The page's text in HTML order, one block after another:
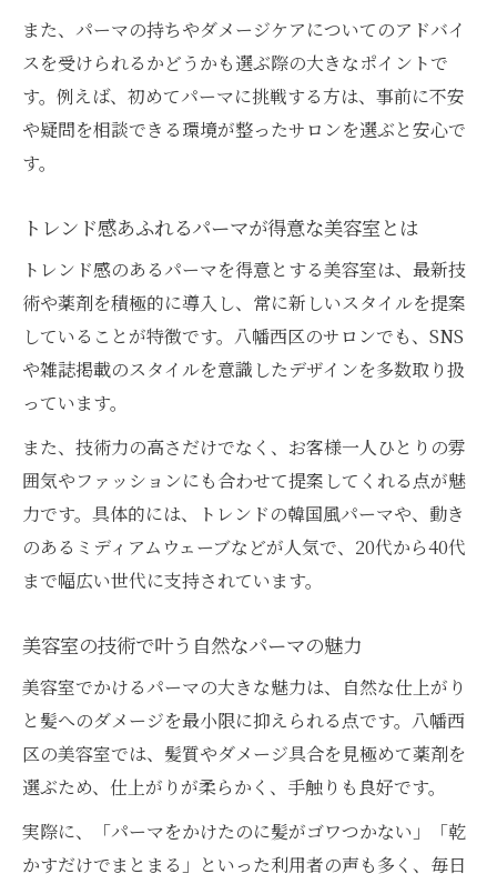
また、パーマの持ちやダメージケアについてのアドバイ
スを受けられるかどうかも選ぶ際の大きなポイントで
す。例えば、初めてパーマに挑戦する方は、事前に不安
や疑問を相談できる環境が整ったサロンを選ぶと安心で
す。
トレンド感あふれるパーマが得意な美容室とは
トレンド感のあるパーマを得意とする美容室は、最新技
術や薬剤を積極的に導入し、常に新しいスタイルを提案
していることが特徴です。八幡西区のサロンでも、SNS
や雑誌掲載のスタイルを意識したデザインを多数取り扱
っています。
また、技術力の高さだけでなく、お客様一人ひとりの雰
囲気やファッションにも合わせて提案してくれる点が魅
力です。具体的には、トレンドの韓国風パーマや、動き
のあるミディアムウェーブなどが人気で、20代から40代
まで幅広い世代に支持されています。
美容室の技術で叶う自然なパーマの魅力
美容室でかけるパーマの大きな魅力は、自然な仕上がり
と髪へのダメージを最小限に抑えられる点です。八幡西
区の美容室では、髪質やダメージ具合を見極めて薬剤を
選ぶため、仕上がりが柔らかく、手触りも良好です。
実際に、「パーマをかけたのに髪がゴワつかない」「乾
かすだけでまとまる」といった利用者の声も多く、毎日